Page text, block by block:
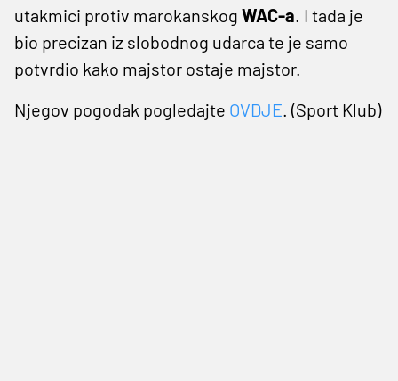
utakmici protiv marokanskog WAC-a. I tada je
bio precizan iz slobodnog udarca te je samo
potvrdio kako majstor ostaje majstor.
Njegov pogodak pogledajte OVDJE. (Sport Klub)